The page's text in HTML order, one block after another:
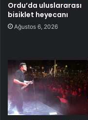
Ordu’da uluslararası
bisiklet heyecanı
Ağustos 6, 2026